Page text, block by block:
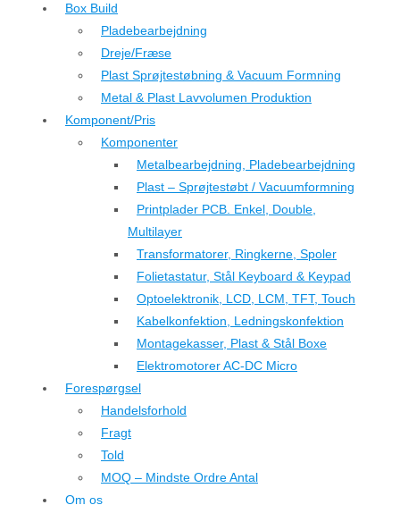
Box Build
Pladebearbejdning
Dreje/Fræse
Plast Sprøjtestøbning & Vacuum Formning
Metal & Plast Lavvolumen Produktion
Komponent/Pris
Komponenter
Metalbearbejdning, Pladebearbejdning
Plast – Sprøjtestøbt / Vacuumformning
Printplader PCB. Enkel, Double,
Multilayer
Transformatorer, Ringkerne, Spoler
Folietastatur, Stål Keyboard & Keypad
Optoelektronik, LCD, LCM, TFT, Touch
Kabelkonfektion, Ledningskonfektion
Montagekasser, Plast & Stål Boxe
Elektromotorer AC-DC Micro
Forespørgsel
Handelsforhold
Fragt
Told
MOQ – Mindste Ordre Antal
Om os